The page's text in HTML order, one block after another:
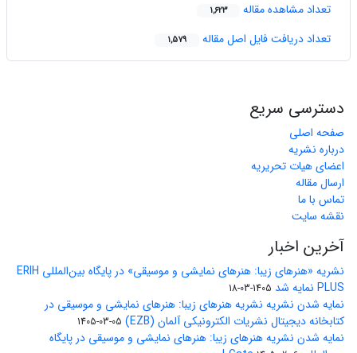
تعداد مشاهده مقاله 1,623
تعداد دریافت فایل اصل مقاله 1,579
دسترسی سریع
صفحه اصلی
درباره نشریه
اعضای هیات تحریریه
ارسال مقاله
تماس با ما
نقشه سایت
آخرین اخبار
نشریه «هنرهای زیبا: هنرهای نمایشی و موسیقی» در پایگاه بین‌المللی ERIH
PLUS نمایه شد
1405-03-18
نمایه شدن نشریه نشریه هنرهای زیبا: هنرهای نمایشی و موسیقی در
کتابخانه دیجیتال نشریات الکترونیکی آلمان (EZB)
1405-03-05
نمایه شدن نشریه هنرهای زیبا: هنرهای نمایشی و موسیقی در پایگاه